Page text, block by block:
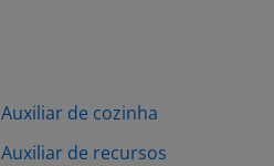
Auxiliar de cozinha
Auxiliar de recursos